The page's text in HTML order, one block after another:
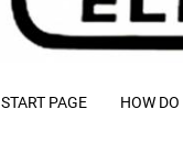
START PAGE HOW